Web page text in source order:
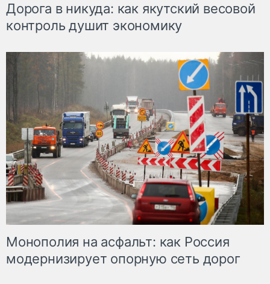
Дорога в никуда: как якутский весовой
контроль душит экономику
Монополия на асфальт: как Россия
модернизирует опорную сеть дорог